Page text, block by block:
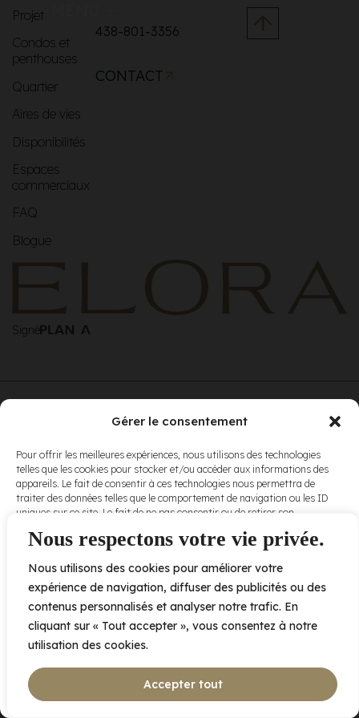
Nous respectons votre vie privée.
Nous utilisons des cookies pour améliorer votre
expérience de navigation, diffuser des publicités ou des
contenus personnalisés et analyser notre trafic. En
cliquant sur « Tout accepter », vous consentez à notre
utilisation des cookies.
Accepter tout
Gérer le consentement
Pour offrir les meilleures expériences, nous utilisons des technologies
telles que les cookies pour stocker et/ou accéder aux informations des
appareils. Le fait de consentir à ces technologies nous permettra de
traiter des données telles que le comportement de navigation ou les ID
uniques sur ce site. Le fait de ne pas consentir ou de retirer son
et fonctions.
Accepter
Refuser
Projet
Condos et
penthouses
Quartier
Aires de vies
Disponibilités
Espaces
commerciaux
FAQ
Blogue
438-801-3356
CONTACT
Signé
conditions
d’utilisationet
nospolitiques
de
confidentialité .
2005 av. de Bois-de-Boulogne, Laval QC H7N 0J7